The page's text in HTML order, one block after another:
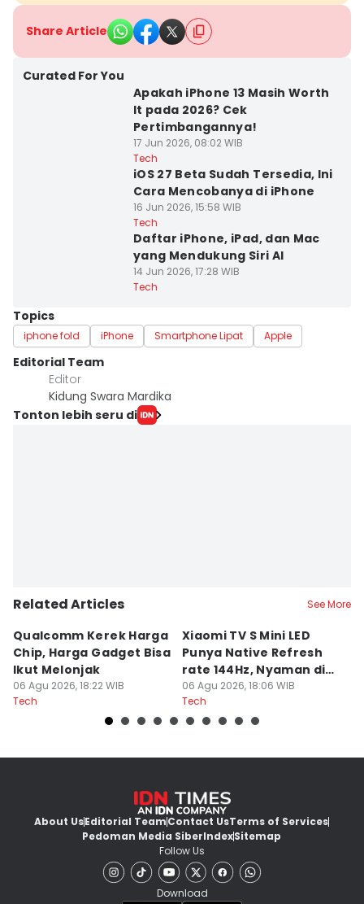
Share Article
Curated For You
Apakah iPhone 13 Masih Worth
It pada 2026? Cek
Pertimbangannya!
17 Jun 2026, 08:02 WIB
Tech
iOS 27 Beta Sudah Tersedia, Ini
Cara Mencobanya di iPhone
16 Jun 2026, 15:58 WIB
Tech
Daftar iPhone, iPad, dan Mac
yang Mendukung Siri AI
14 Jun 2026, 17:28 WIB
Tech
Topics
iphone fold iPhone Smartphone Lipat Apple
Editorial Team
Editor
Kidung Swara Mardika
Tonton lebih seru di
Related Articles See More
Qualcomm Kerek Harga
Chip, Harga Gadget Bisa
Ikut Melonjak
06 Agu 2026, 18:22 WIB
Tech
Xiaomi TV S Mini LED
Punya Native Refresh
rate 144Hz, Nyaman di
Mata
06 Agu 2026, 18:06 WIB
Tech
About UsEditorial TeamContact UsTerms of Services
Pedoman Media SiberIndexSitemap
Follow Us
Download